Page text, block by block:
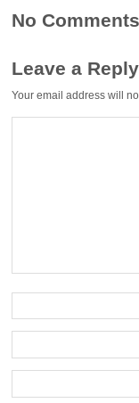
No
Leave a Reply
Your email address will